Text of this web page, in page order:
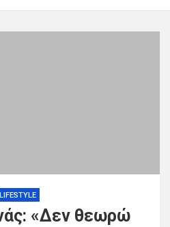
LIFESTYLE
«Δεν θεωρώ